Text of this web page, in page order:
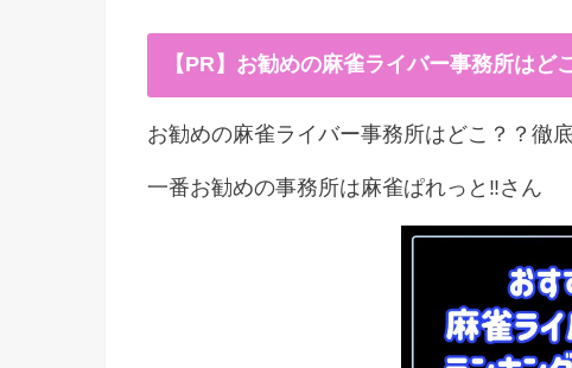
【PR】お勧めの麻雀ライバー事務所はど
お勧めの麻雀ライバー事務所はどこ？？徹
一番お勧めの事務所は麻雀ぱれっと‼︎さん